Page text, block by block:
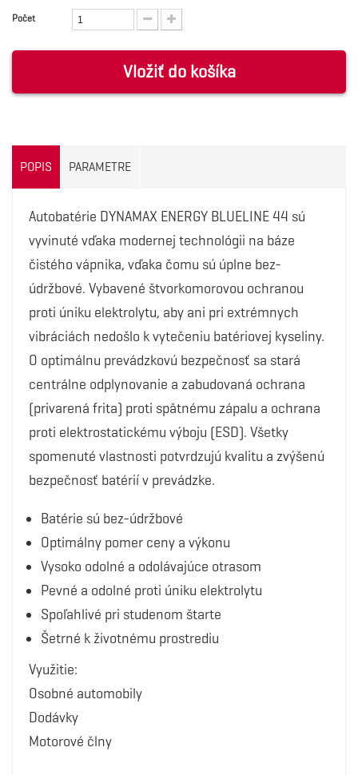
Počet
Vložiť do košíka
POPIS PARAMETRE
Autobatérie DYNAMAX ENERGY BLUELINE 44 sú
vyvinuté vďaka modernej technológii na báze
čistého vápnika, vďaka čomu sú úplne bez-
údržbové. Vybavené štvorkomorovou ochranou
proti úniku elektrolytu, aby ani pri extrémnych
vibráciách nedošlo k vytečeniu batériovej kyseliny.
O optimálnu prevádzkovú bezpečnosť sa stará
centrálne odplynovanie a zabudovaná ochrana
(privarená frita) proti spätnému zápalu a ochrana
proti elektrostatickému výboju (ESD). Všetky
spomenuté vlastnosti potvrdzujú kvalitu a zvýšenú
bezpečnosť batérií v prevádzke.
Batérie sú bez-údržbové
Optimálny pomer ceny a výkonu
Vysoko odolné a odolávajúce otrasom
Pevné a odolné proti úniku elektrolytu
Spoľahlivé pri studenom štarte
Šetrné k životnému prostrediu
Využitie:
Osobné automobily
Dodávky
Motorové člny